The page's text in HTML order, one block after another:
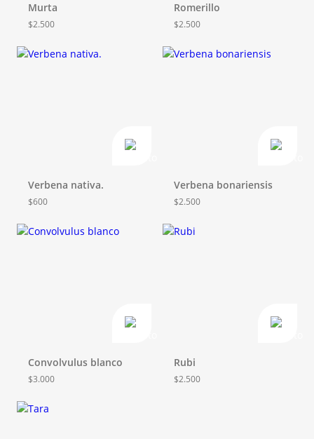
Murta
$2.500
Romerillo
$2.500
Verbena nativa.
$600
Verbena bonariensis
$2.500
Convolvulus blanco
$3.000
Rubi
$2.500